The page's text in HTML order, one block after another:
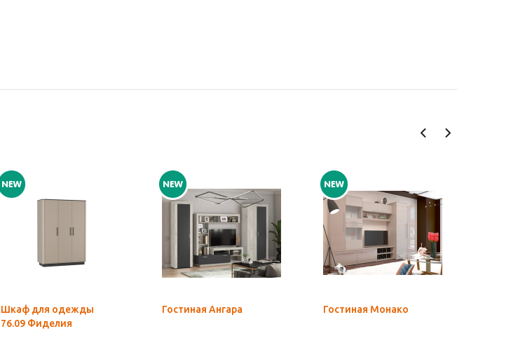
Шкаф для одежды
76.09 Фиделия
Гостиная Ангара Гостиная Монако